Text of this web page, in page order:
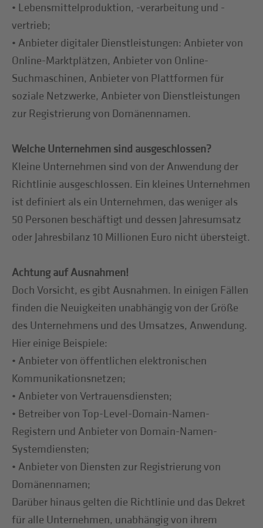
• Lebensmittelproduktion, -verarbeitung und -
vertrieb;
• Anbieter digitaler Dienstleistungen: Anbieter von
Online-Marktplätzen, Anbieter von Online-
Suchmaschinen, Anbieter von Plattformen für
soziale Netzwerke, Anbieter von Dienstleistungen
zur Registrierung von Domänennamen.
Welche Unternehmen sind ausgeschlossen?
Kleine Unternehmen sind von der Anwendung der
Richtlinie ausgeschlossen. Ein kleines Unternehmen
ist definiert als ein Unternehmen, das weniger als
50 Personen beschäftigt und dessen Jahresumsatz
oder Jahresbilanz 10 Millionen Euro nicht übersteigt.
Achtung auf Ausnahmen!
Doch Vorsicht, es gibt Ausnahmen. In einigen Fällen
finden die Neuigkeiten unabhängig von der Größe
des Unternehmens und des Umsatzes, Anwendung.
Hier einige Beispiele:
• Anbieter von öffentlichen elektronischen
Kommunikationsnetzen;
• Anbieter von Vertrauensdiensten;
• Betreiber von Top-Level-Domain-Namen-
Registern und Anbieter von Domain-Namen-
Systemdiensten;
• Anbieter von Diensten zur Registrierung von
Domänennamen;
Darüber hinaus gelten die Richtlinie und das Dekret
für alle Unternehmen, unabhängig von ihrem